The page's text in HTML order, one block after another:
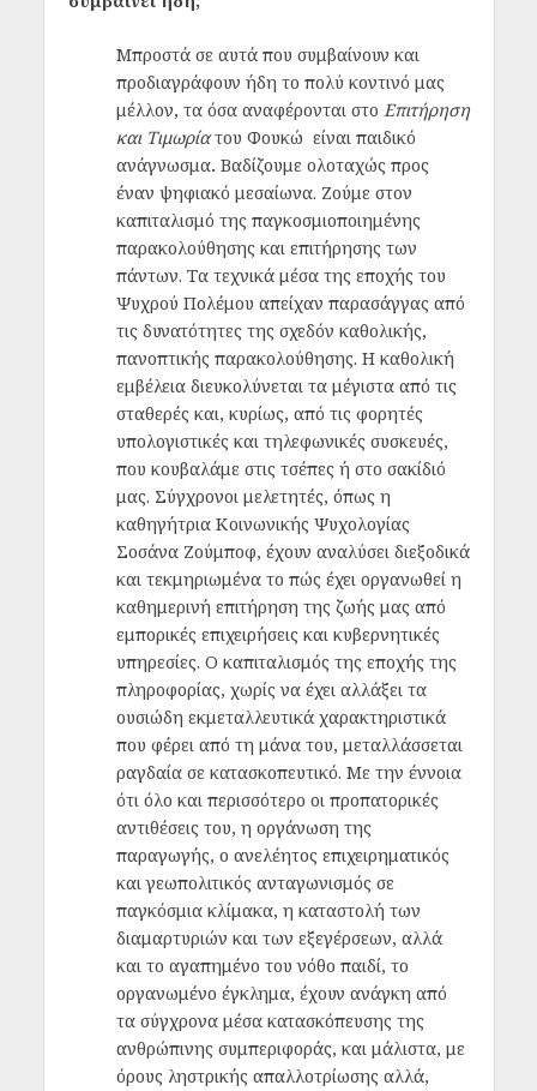
Μπροστά σε αυτά που συμβαίνουν και
προδιαγράφουν ήδη το πολύ κοντινό μας
μέλλον, τα όσα αναφέρονται στο Επιτήρηση
και Τιμωρίατου Φουκώ είναι παιδικό
ανάγνωσμα. Βαδίζουμε ολοταχώς προς
έναν ψηφιακό μεσαίωνα. Ζούμε στον
καπιταλισμό της παγκοσμιοποιημένης
παρακολούθησης και επιτήρησης των
πάντων. Τα τεχνικά μέσα της εποχής του
Ψυχρού Πολέμου απείχαν παρασάγγας από
τις δυνατότητες της σχεδόν καθολικής,
πανοπτικής παρακολούθησης. Η καθολική
εμβέλεια διευκολύνεται τα μέγιστα από τις
σταθερές και, κυρίως, από τις φορητές
υπολογιστικές και τηλεφωνικές συσκευές,
που κουβαλάμε στις τσέπες ή στο σακίδιό
μας. Σύγχρονοι μελετητές, όπως η
καθηγήτρια Κοινωνικής Ψυχολογίας
Σοσάνα Ζούμποφ, έχουν αναλύσει διεξοδικά
και τεκμηριωμένα το πώς έχει οργανωθεί η
καθημερινή επιτήρηση της ζωής μας από
εμπορικές επιχειρήσεις και κυβερνητικές
υπηρεσίες. Ο καπιταλισμός της εποχής της
πληροφορίας, χωρίς να έχει αλλάξει τα
ουσιώδη εκμεταλλευτικά χαρακτηριστικά
που φέρει από τη μάνα του, μεταλλάσσεται
ραγδαία σε κατασκοπευτικό. Με την έννοια
ότι όλο και περισσότερο οι προπατορικές
αντιθέσεις του, η οργάνωση της
παραγωγής, ο ανελέητος επιχειρηματικός
και γεωπολιτικός ανταγωνισμός σε
παγκόσμια κλίμακα, η καταστολή των
διαμαρτυριών και των εξεγέρσεων, αλλά
και το αγαπημένο του νόθο παιδί, το
οργανωμένο έγκλημα, έχουν ανάγκη από
τα σύγχρονα μέσα κατασκόπευσης της
ανθρώπινης συμπεριφοράς, και μάλιστα, με
όρους ληστρικής απαλλοτρίωσης αλλά,